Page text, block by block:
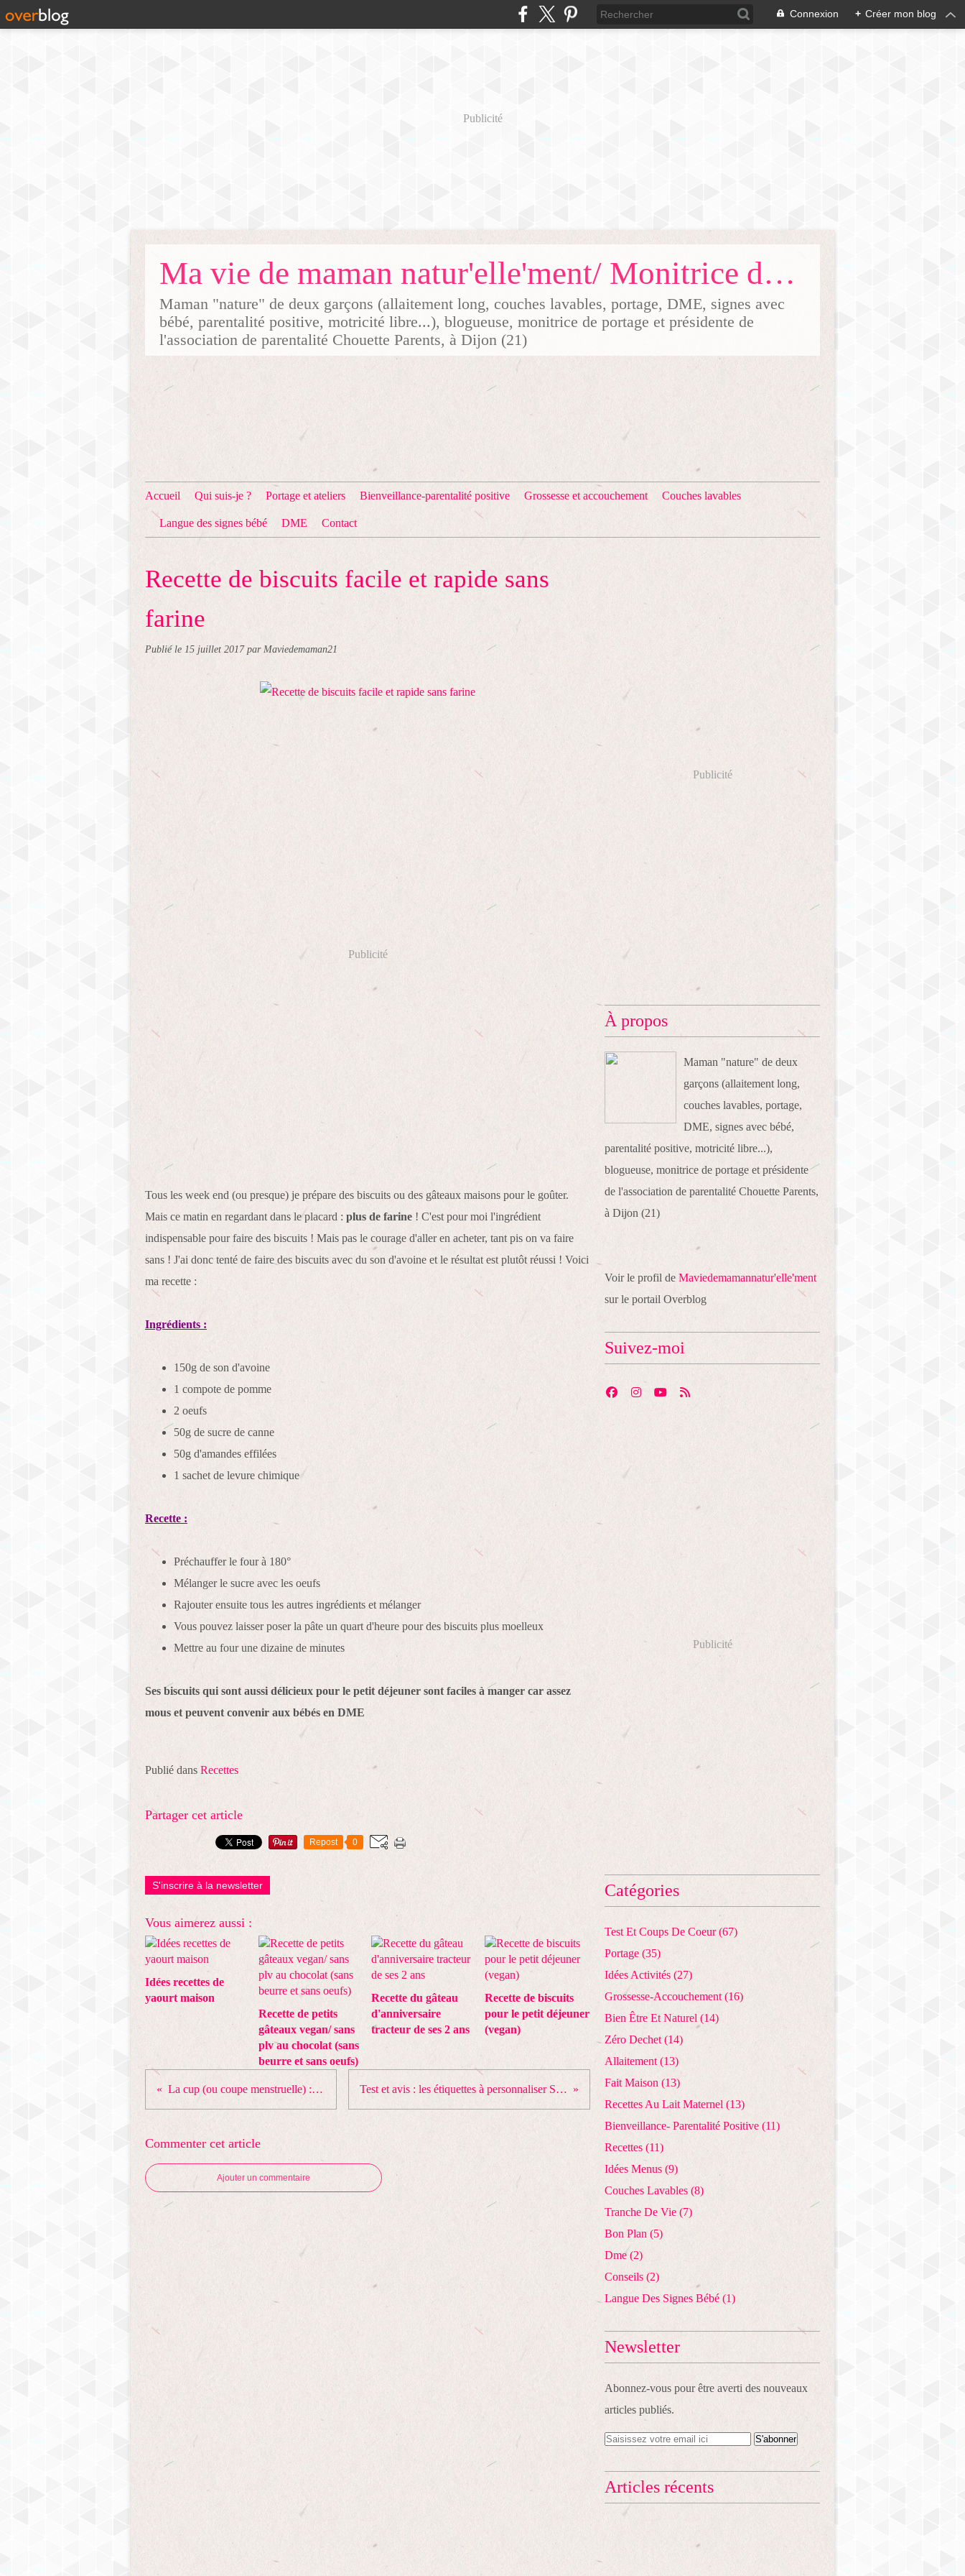
Connexion + Créer mon blog
Publicité
Ma vie de maman natur'elle'ment/ Monitrice de portage Dijon 21
Maman "nature" de deux garçons (allaitement long, couches lavables, portage, DME, signes avec
bébé, parentalité positive, motricité libre...), blogueuse, monitrice de portage et présidente de
l'association de parentalité Chouette Parents, à Dijon (21)
Accueil Qui suis-je ? Portage et ateliers Bienveillance-parentalité positive Grossesse et accouchement Couches lavables
Langue des signes bébé DME Contact
Recette de biscuits facile et rapide sans
farine
Publié le 15 juillet 2017par Maviedemaman21
Publicité
Tous les week end (ou presque) je prépare des biscuits ou des gâteaux maisons pour le goûter.
Mais ce matin en regardant dans le placard : plus de farine ! C'est pour moi l'ingrédient
indispensable pour faire des biscuits ! Mais pas le courage d'aller en acheter, tant pis on va faire
sans ! J'ai donc tenté de faire des biscuits avec du son d'avoine et le résultat est plutôt réussi ! Voici
ma recette :
Ingrédients :
150g de son d'avoine
1 compote de pomme
2 oeufs
50g de sucre de canne
50g d'amandes effilées
1 sachet de levure chimique
Recette :
Préchauffer le four à 180°
Mélanger le sucre avec les oeufs
Rajouter ensuite tous les autres ingrédients et mélanger
Vous pouvez laisser poser la pâte un quart d'heure pour des biscuits plus moelleux
Mettre au four une dizaine de minutes
Ses biscuits qui sont aussi délicieux pour le petit déjeuner sont faciles à manger car assez
mous et peuvent convenir aux bébés en DME
Publié dans Recettes
Partager cet article
Repost 0
S'inscrire à la newsletter
Vous aimerez aussi :
Idées recettes de
yaourt maison
Recette de petits
gâteaux vegan/ sans
plv au chocolat (sans
beurre et sans oeufs)
Recette du gâteau
d'anniversaire
tracteur de ses 2 ans
Recette de biscuits
pour le petit déjeuner
(vegan)
La cup (ou coupe menstruelle) : testée et approuvée ! Test et avis : les étiquettes à personnaliser StickerKid ( + code promo)
Commenter cet article
Ajouter un commentaire
Publicité
À propos
Maman "nature" de deux
garçons (allaitement long,
couches lavables, portage,
DME, signes avec bébé,
parentalité positive, motricité libre...),
blogueuse, monitrice de portage et présidente
de l'association de parentalité Chouette Parents,
à Dijon (21)
Voir le profil de Maviedemamannatur'elle'ment
sur le portail Overblog
Suivez-moi
Publicité
Catégories
Test Et Coups De Coeur(67)
Portage (35)
Idées Activités (27)
Grossesse-Accouchement (16)
Bien Être Et Naturel (14)
Zéro Dechet (14)
Allaitement (13)
Fait Maison (13)
Recettes Au Lait Maternel (13)
Bienveillance- Parentalité Positive (11)
Recettes (11)
Idées Menus (9)
Couches Lavables (8)
Tranche De Vie (7)
Bon Plan (5)
Dme (2)
Conseils (2)
Langue Des Signes Bébé (1)
Newsletter
Abonnez-vous pour être averti des nouveaux
articles publiés.
Articles récents